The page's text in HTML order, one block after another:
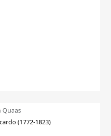
Quaas
(1772-1823)